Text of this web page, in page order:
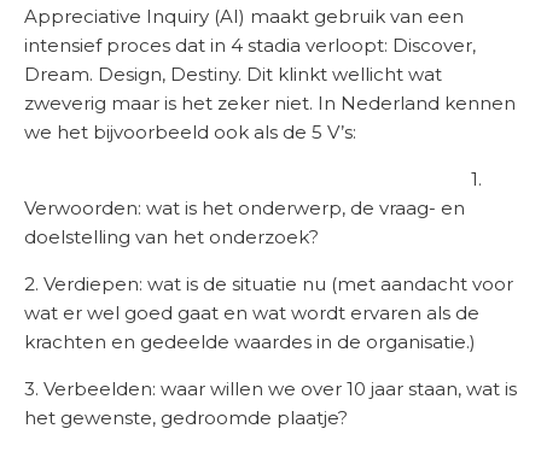
Appreciative Inquiry (AI) maakt gebruik van een
intensief proces dat in 4 stadia verloopt: Discover,
Dream. Design, Destiny. Dit klinkt wellicht wat
zweverig maar is het zeker niet. In Nederland kennen
we het bijvoorbeeld ook als de 5 V’s:
1.
Verwoorden: wat is het onderwerp, de vraag- en
doelstelling van het onderzoek?
2. Verdiepen: wat is de situatie nu (met aandacht voor
wat er wel goed gaat en wat wordt ervaren als de
krachten en gedeelde waardes in de organisatie.)
3. Verbeelden: waar willen we over 10 jaar staan, wat is
het gewenste, gedroomde plaatje?